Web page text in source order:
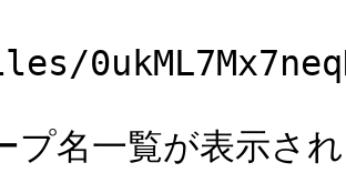
名一覧が表示さ